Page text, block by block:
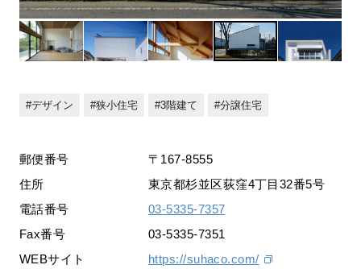
デザイン 狭小住宅 3階建て 分譲住宅
郵便番号
〒167-8555
住所
東京都杉並区荻窪4丁目32番5号
電話番号
03-5335-7357
Fax番号
03-5335-7351
WEBサイト
https://suhaco.com/